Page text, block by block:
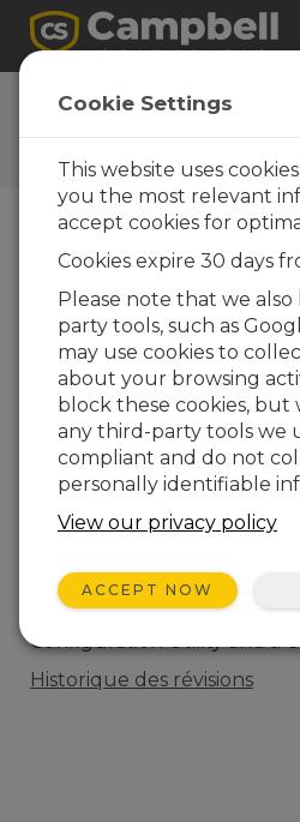
NL241 Firmware
Obtenez le dernier
téléchargement
Téléchargement du
Voulez-vous un
téléchargements? Log In
vous
Version :10.07
Taille du fichier :1.44 MB
Mis à jour le :
04-03-2022
Current NL241 firmware.
Configuration Utility and a
Historique des révisions
Cookie Settings
This website uses
you the most relevant
accept cookies for
Cookies expire 30 days
Please note that we
party tools, such as
may use cookies to
about your browsing
block these cookies, but
any third-party tools we
compliant and do not
personally identifiable
View our privacy policy
ACCEPT NOW